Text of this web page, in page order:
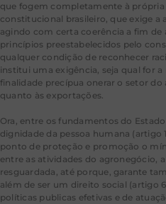
que fogem completamente à
constitucional brasileiro, que exige a
agindo com certa coerência a fim de
princípios preestabelecidos pelo
qualquer condição de reconhecer
institui uma exigência, seja qual for
finalidade precípua onerar o setor
quanto às exportações.
Ora, entre os fundamentos do
dignidade da pessoa humana (artigo
ponto de proteção e promoção o
entre as atividades do agronegócio,
resguardada, até porque, garante
além de ser um direito social (artigo
políticas publicas efetivas e de